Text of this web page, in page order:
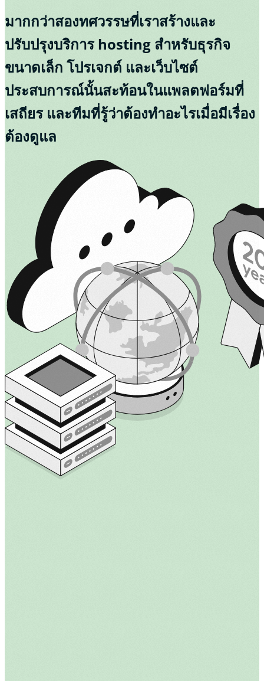
มากกว่าสองทศวรรษที่เราสร้างและ
ปรับปรุงบริการ hosting สำหรับธุรกิจ
ขนาดเล็ก โปรเจกต์ และเว็บไซต์
ประสบการณ์นั้นสะท้อนในแพลตฟอร์มที่
เสถียร และทีมที่รู้ว่าต้องทำอะไรเมื่อมีเรื่อง
ต้องดูแล